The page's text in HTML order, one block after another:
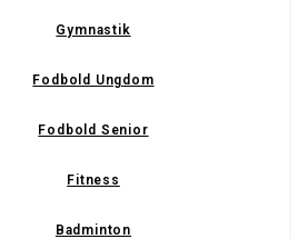
Gymnastik
Fodbold Ungdom
Fodbold Senior
Fitness
Badminton